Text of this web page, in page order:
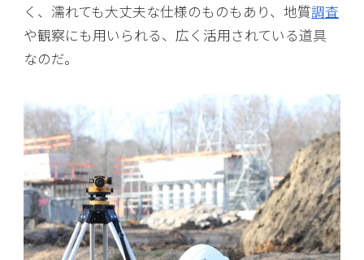
く、濡れても大丈夫な仕様のものもあり、地質調査
や観察にも用いられる、広く活用されている道具
なのだ。